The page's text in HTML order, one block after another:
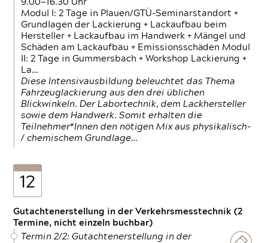
9.00—16.30 Uhr
Modul I: 2 Tage in Plauen/GTÜ-Seminarstandort +
Grundlagen der Lackierung + Lackaufbau beim
Hersteller + Lackaufbau im Handwerk + Mängel und
Schäden am Lackaufbau + Emissionsschäden Modul
II: 2 Tage in Gummersbach + Workshop Lackierung +
La…
Diese Intensivausbildung beleuchtet das Thema
Fahrzeuglackierung aus den drei üblichen
Blickwinkeln. Der Labortechnik, dem Lackhersteller
sowie dem Handwerk. Somit erhalten die
Teilnehmer*Innen den nötigen Mix aus physikalisch-
/ chemischem Grundlage…
12
Gutachtenerstellung in der Verkehrsmesstechnik (2
Termine, nicht einzeln buchbar)
Termin 2/2: Gutachtenerstellung in der